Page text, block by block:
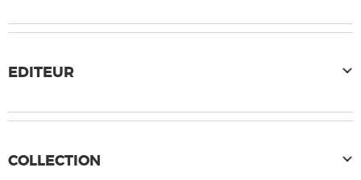
EDITEUR
COLLECTION